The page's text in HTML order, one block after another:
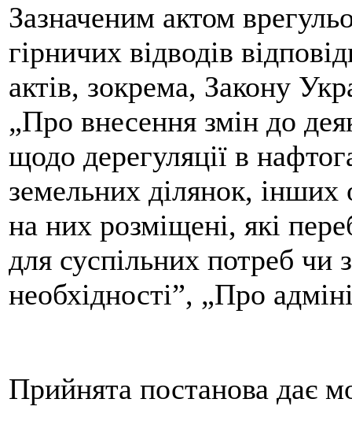
Зазначеним актом
гірничих відводів
актів, зокрема, Закону
„Про внесення змін до
щодо дерегуляції в
земельних ділянок,
на них розміщені, які
для суспільних потреб чи
необхідності”, „Про
Прийнята постанова дає